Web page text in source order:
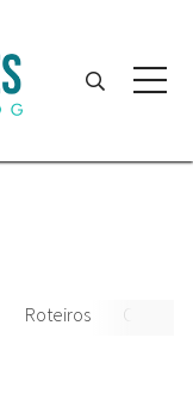
Roteiros Chile